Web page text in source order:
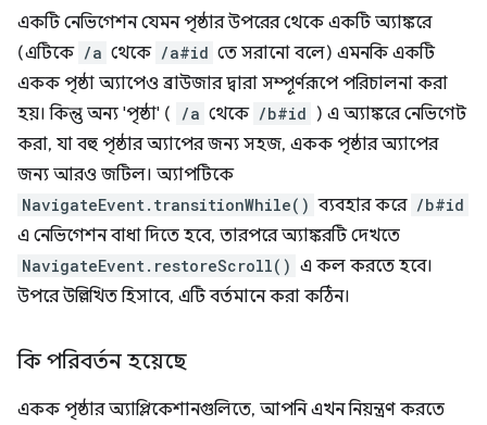
একটি নেভিগেশন যেমন পৃষ্ঠার উপরের থেকে একটি অ্যাঙ্করে
(এটিকে /a থেকে /a#id তে সরানো বলে) এমনকি একটি
একক পৃষ্ঠা অ্যাপেও ব্রাউজার দ্বারা সম্পূর্ণরূপে পরিচালনা করা
হয়। কিন্তু অন্য 'পৃষ্ঠা' (
/a থেকে /b#id ) এ অ্যাঙ্করে নেভিগেট
করা, যা বহু পৃষ্ঠার অ্যাপের জন্য সহজ, একক পৃষ্ঠার অ্যাপের
জন্য আরও জটিল। অ্যাপটিকে
NavigateEvent.transitionWhile() ব্যবহার করে /b#id
এ নেভিগেশন বাধা দিতে হবে, তারপরে অ্যাঙ্করটি দেখতে
NavigateEvent.restoreScroll() এ কল করতে হবে।
উপরে উল্লিখিত হিসাবে, এটি বর্তমানে করা কঠিন।
কি পরিবর্তন হয়েছে
একক পৃষ্ঠার অ্যাপ্লিকেশানগুলিতে, আপনি এখন নিয়ন্ত্রণ করতে